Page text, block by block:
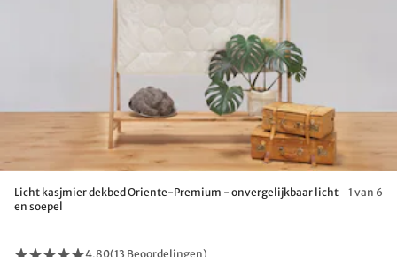
Licht kasjmier dekbed Oriente-Premium - onvergelijkbaar licht
en soepel
1 van 6
4,80(13 Beoordelingen)